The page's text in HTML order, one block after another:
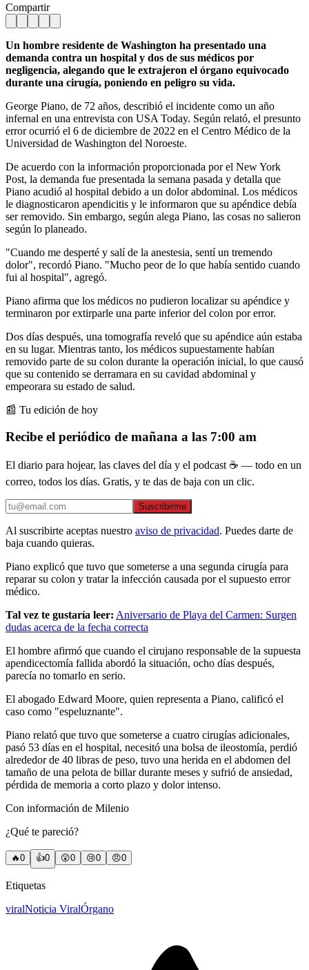
Compartir
Un hombre residente de Washington ha presentado una
demanda contra un hospital y dos de sus médicos por
negligencia, alegando que le extrajeron el órgano equivocado
durante una cirugía, poniendo en peligro su vida.
George Piano, de 72 años, describió el incidente como un año
infernal en una entrevista con USA Today. Según relató, el presunto
error ocurrió el 6 de diciembre de 2022 en el Centro Médico de la
Universidad de Washington del Noroeste.
De acuerdo con la información proporcionada por el New York
Post, la demanda fue presentada la semana pasada y detalla que
Piano acudió al hospital debido a un dolor abdominal. Los médicos
le diagnosticaron apendicitis y le informaron que su apéndice debía
ser removido. Sin embargo, según alega Piano, las cosas no salieron
según lo planeado.
"Cuando me desperté y salí de la anestesia, sentí un tremendo
dolor", recordó Piano. "Mucho peor de lo que había sentido cuando
fui al hospital", agregó.
Piano afirma que los médicos no pudieron localizar su apéndice y
terminaron por extirparle una parte inferior del colon por error.
Dos días después, una tomografía reveló que su apéndice aún estaba
en su lugar. Mientras tanto, los médicos supuestamente habían
removido parte de su colon durante la operación inicial, lo que causó
que su contenido se derramara en su cavidad abdominal y
empeorara su estado de salud.
📰 Tu edición de hoy
Recibe el periódico de mañana a las 7:00 am
El diario para hojear, las claves del día y el podcast ☕ — todo en un
correo, todos los días. Gratis, y te das de baja con un clic.
Suscribirme
Al suscribirte aceptas nuestro aviso de privacidad. Puedes darte de
baja cuando quieras.
Piano explicó que tuvo que someterse a una segunda cirugía para
reparar su colon y tratar la infección causada por el supuesto error
médico.
Tal vez te gustaría leer: Aniversario de Playa del Carmen: Surgen
dudas acerca de la fecha correcta
El hombre afirmó que cuando el cirujano responsable de la supuesta
apendicectomía fallida abordó la situación, ocho días después,
parecía no tomarlo en serio.
El abogado Edward Moore, quien representa a Piano, calificó el
caso como "espeluznante".
Piano relató que tuvo que someterse a cuatro cirugías adicionales,
pasó 53 días en el hospital, necesitó una bolsa de ileostomía, perdió
alrededor de 40 libras de peso, tuvo una herida en el abdomen del
tamaño de una pelota de billar durante meses y sufrió de ansiedad,
pérdida de memoria a corto plazo y dolor intenso.
Con información de Milenio
¿Qué te pareció?
🔥0 👍0 😲0 😢0 😠0
Etiquetas
viralNoticia ViralÓrgano